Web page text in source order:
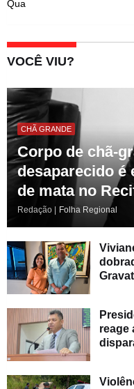
Qua
VOCÊ VIU?
CHÃ GRANDE
Corpo de chã-
desaparecido é
de mata no
Redação | Folha Regional
reage